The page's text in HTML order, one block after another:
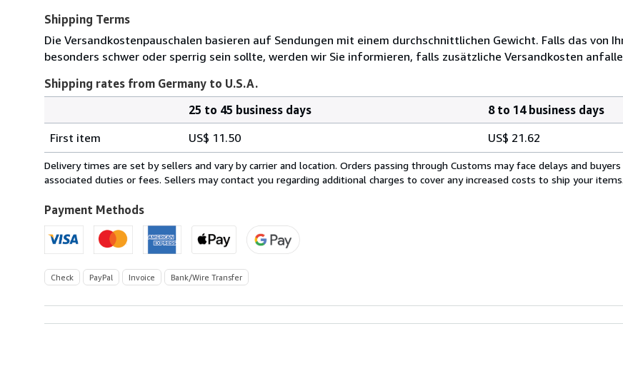
Shipping Terms
Die Versandkostenpauschalen basieren auf Sendungen mit einem durchschnittlichen Gewicht. Falls das von
besonders schwer oder sperrig sein sollte, werden wir Sie informieren, falls zusätzliche Versandkosten
Shipping rates from Germany to U.S.A.
rates
from
Germany
U.S.A.
25 to 45 business days
8 to 14 business days
First item
US$ 11.50 US$ 21.62
Delivery times are set by sellers and vary by carrier and location. Orders passing through Customs may face delays and
associated duties or fees. Sellers may contact you regarding additional charges to cover any increased costs to ship your items.
Payment Methods
Check PayPal Invoice Bank/Wire Transfer